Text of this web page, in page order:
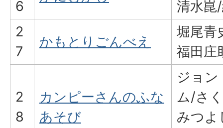
6
清水崑
2
7
かもとりごんべえ
堀尾青
福田庄
2
8
カンピーさんのふな
あそび
ジョン
ム/さく
みつ